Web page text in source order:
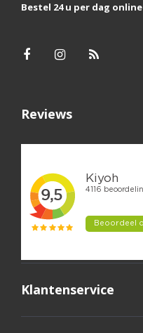
Bestel 24 u per dag online
Reviews
Klantenservice